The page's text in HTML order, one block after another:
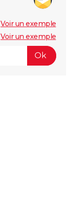
Voir un exemple
Voir un exemple